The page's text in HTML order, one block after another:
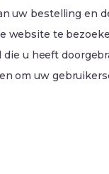
uw bestelling en
website te
u heeft
om uw